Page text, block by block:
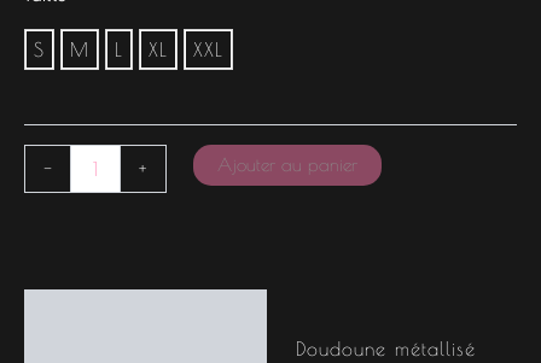
S M L XL XXL
- + Ajouter au panier
Doudoune métallisé